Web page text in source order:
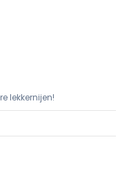
lekkernijen!